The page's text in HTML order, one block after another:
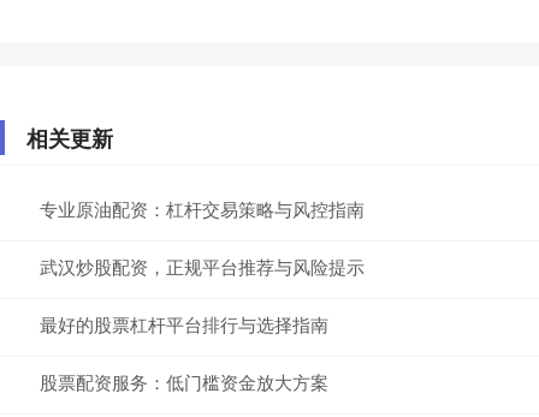
相关更新
专业原油配资：杠杆交易策略与风控指南
武汉炒股配资，正规平台推荐与风险提示
最好的股票杠杆平台排行与选择指南
股票配资服务：低门槛资金放大方案